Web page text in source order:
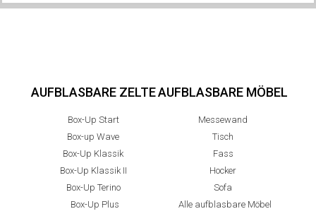
AUFBLASBARE ZELTE
Box-Up Start
Box-up Wave
Box-Up Klassik
Box-Up Klassik II
Box-Up Terino
Box-Up Plus
AUFBLASBARE MÖBEL
Messewand
Tisch
Fass
Hocker
Sofa
Alle aufblasbare Möbel